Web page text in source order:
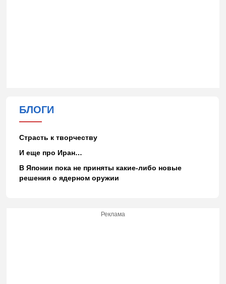
БЛОГИ
Страсть к творчеству
И еще про Иран…
В Японии пока не приняты какие-либо новые
решения о ядерном оружии
Реклама